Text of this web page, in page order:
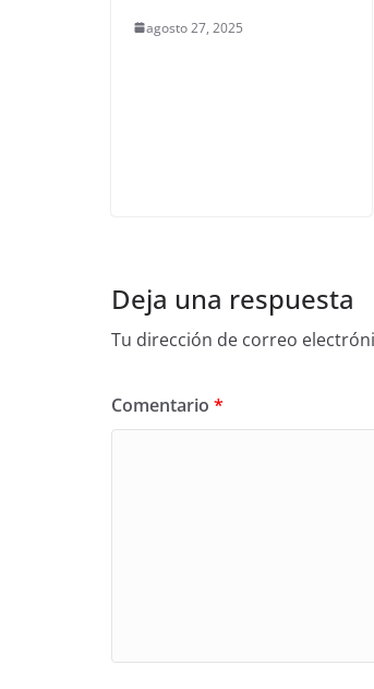
agosto 27, 2025
Deja una respuesta
Tu dirección de correo
Comentario *